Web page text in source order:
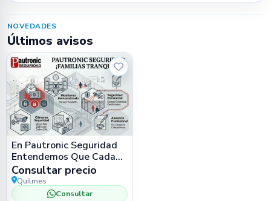
NOVEDADES
Últimos avisos
En Pautronic Seguridad
Entendemos Que Cada
Cliente Presenta
Desafíos Únicos. No
Creemos
Consultar precio
Quilmes
Consultar